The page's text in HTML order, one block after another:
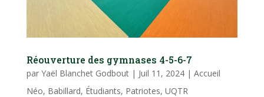
Réouverture des gymnases 4-5-6-7
par Yaël Blanchet Godbout| Juil 11, 2024| Accueil
Néo, Babillard, Étudiants, Patriotes, UQTR